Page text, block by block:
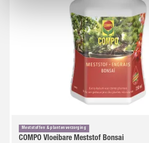
Meststoffen & plantenverzorging
COMPO Vloeibare Meststof Bonsai